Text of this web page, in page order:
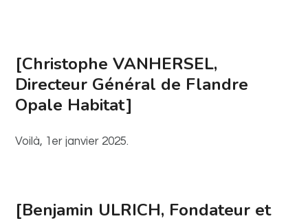
[Christophe VANHERSEL,
Directeur Général de Flandre
Opale Habitat]
Voilà, 1er janvier 2025.
[Benjamin ULRICH, Fondateur et